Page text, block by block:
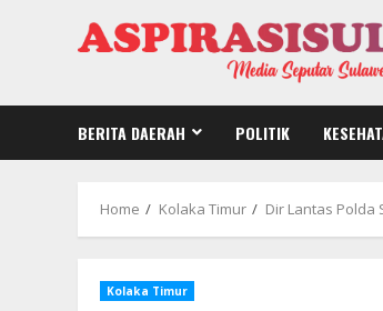
BERITA DAERAH POLITIK
Home Kolaka Timur Dir Lantas Polda
Kolaka Timur